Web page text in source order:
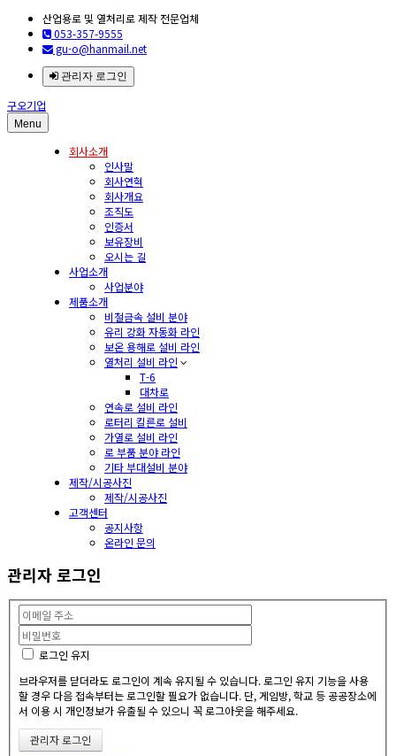
산업용로 및 열처리로 제작 전문업체
053-357-9555
gu-o@hanmail.net
관리자 로그인
구오기업
Menu
회사소개
인사말
회사연혁
회사개요
조직도
인증서
보유장비
오시는 길
사업소개
사업분야
제품소개
비철금속 설비 분야
유리 강화 자동화 라인
보온 용해로 설비 라인
열처리 설비 라인
T-6
대차로
연속로 설비 라인
로터리 킬른로 설비
가열로 설비 라인
로 부품 분야 라인
기타 부대설비 분야
제작/시공사진
제작/시공사진
고객센터
공지사항
온라인 문의
관리자 로그인
로그인 유지
브라우저를 닫더라도 로그인이 계속 유지될 수 있습니다. 로그인 유지 기능을 사용
할 경우 다음 접속부터는 로그인할 필요가 없습니다. 단, 게임방, 학교 등 공공장소에
서 이용 시 개인정보가 유출될 수 있으니 꼭 로그아웃을 해주세요.